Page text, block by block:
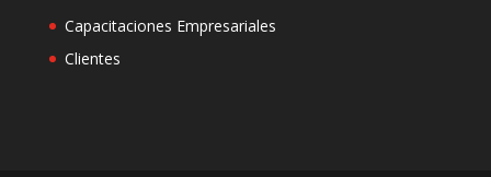
Capacitaciones Empresariales
Clientes